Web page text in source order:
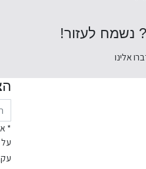
נשמח לעזור!
אלינו
*